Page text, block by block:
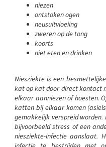
niezen
ontstoken ogen
neusuitvloeiing
zweren op de tong
koorts
niet eten en drinken
Niesziekte is een
kat op kat door direct kontact
elkaar aanniezen of hoesten.
katten bij elkaar komen
gemakkelijk verspreid
bijvoorbeeld stress of een
niesziekte-infectie aanslaat.